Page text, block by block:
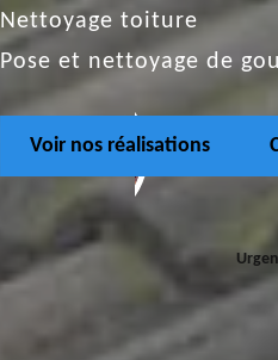
Nettoyage toiture
Pose et nettoyage de
Voir nos réalisations
Urgence fuite de
Marne